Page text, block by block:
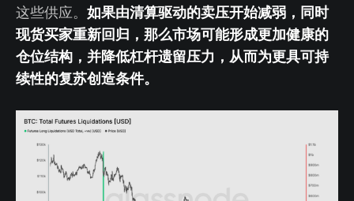
这些供应。 如果由清算驱动的卖压开始减弱，同时
现货买家重新回归，那么市场可能形成更加健康的
仓位结构，并降低杠杆遗留压力，从而为更具可持
续性的复苏创造条件。